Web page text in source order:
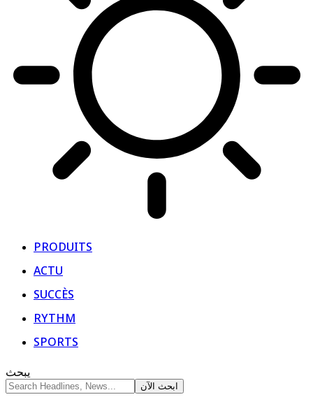
PRODUITS
ACTU
SUCCÈS
RYTHM
SPORTS
يبحث